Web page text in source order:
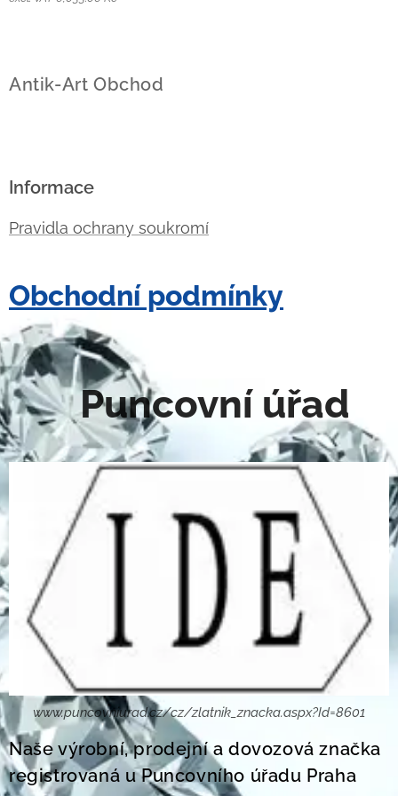
Antik-Art Obchod
Informace
Pravidla ochrany soukromí
Obchodní podmínky
Puncovní úřad
www.puncovniurad.cz/cz/zlatnik_znacka.aspx?Id=8601
Naše výrobní, prodejní a dovozová značka
registrovaná u Puncovního úřadu Praha